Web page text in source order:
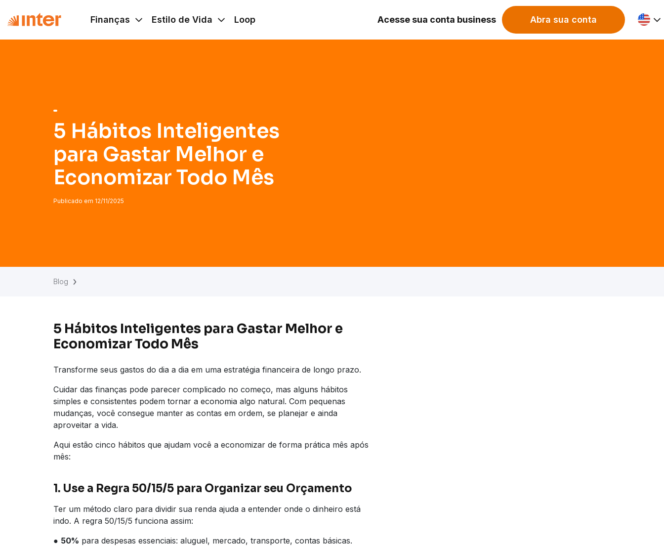
Finanças Estilo de Vida Loop Acesse sua conta business Abra sua conta
5 Hábitos Inteligentes
para Gastar Melhor e
Economizar Todo Mês
Publicado em 12/11/2025
Blog
5 Hábitos Inteligentes para Gastar Melhor e
Economizar Todo Mês
Transforme seus gastos do dia a dia em uma estratégia financeira de longo prazo.
Cuidar das finanças pode parecer complicado no começo, mas alguns hábitos
simples e consistentes podem tornar a economia algo natural. Com pequenas
mudanças, você consegue manter as contas em ordem, se planejar e ainda
aproveitar a vida.
Aqui estão cinco hábitos que ajudam você a economizar de forma prática mês após
mês:
1. Use a Regra 50/15/5 para Organizar seu Orçamento
Ter um método claro para dividir sua renda ajuda a entender onde o dinheiro está
indo. A regra 50/15/5 funciona assim:
● 50% para despesas essenciais: aluguel, mercado, transporte, contas básicas.